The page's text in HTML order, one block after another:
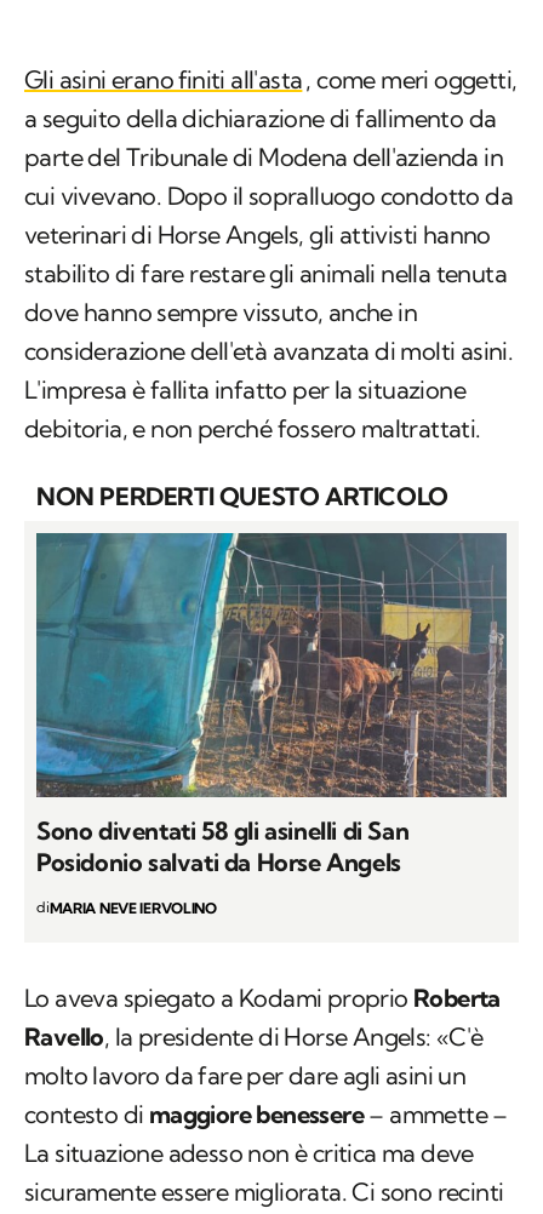
Gli asini erano finiti all'asta, come meri oggetti,
a seguito della dichiarazione di fallimento da
parte del Tribunale di Modena dell'azienda in
cui vivevano. Dopo il sopralluogo condotto da
veterinari di Horse Angels, gli attivisti hanno
stabilito di fare restare gli animali nella tenuta
dove hanno sempre vissuto, anche in
considerazione dell'età avanzata di molti asini.
L'impresa è fallita infatto per la situazione
debitoria, e non perché fossero maltrattati.
NON PERDERTI QUESTO ARTICOLO
Sono diventati 58 gli asinelli di San
Posidonio salvati da Horse Angels
diMARIA NEVE IERVOLINO
Lo aveva spiegato a Kodami proprio Roberta
Ravello, la presidente di Horse Angels: «C'è
molto lavoro da fare per dare agli asini un
contesto di maggiore benessere– ammette –
La situazione adesso non è critica ma deve
sicuramente essere migliorata. Ci sono recinti